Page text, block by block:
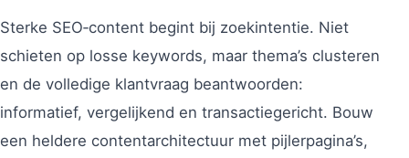
Sterke SEO‑content begint bij zoekintentie. Niet
schieten op losse keywords, maar thema’s clusteren
en de volledige klantvraag beantwoorden:
informatief, vergelijkend en transactiegericht. Bouw
een heldere contentarchitectuur met pijlerpagina’s,